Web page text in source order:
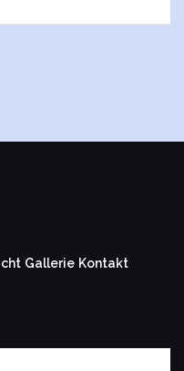
Gallerie Kontakt